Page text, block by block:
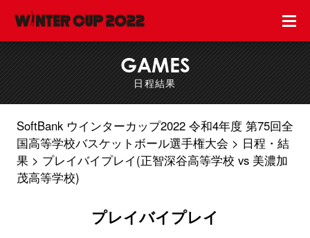
GAMES
日程結果
SoftBank ウインターカップ2022 令和4年度 第75回全
国高等学校バスケットボール選手権大会
日程・結
果
プレイバイプレイ(正智深谷高等学校 vs 美濃加
茂高等学校)
プレイバイプレイ